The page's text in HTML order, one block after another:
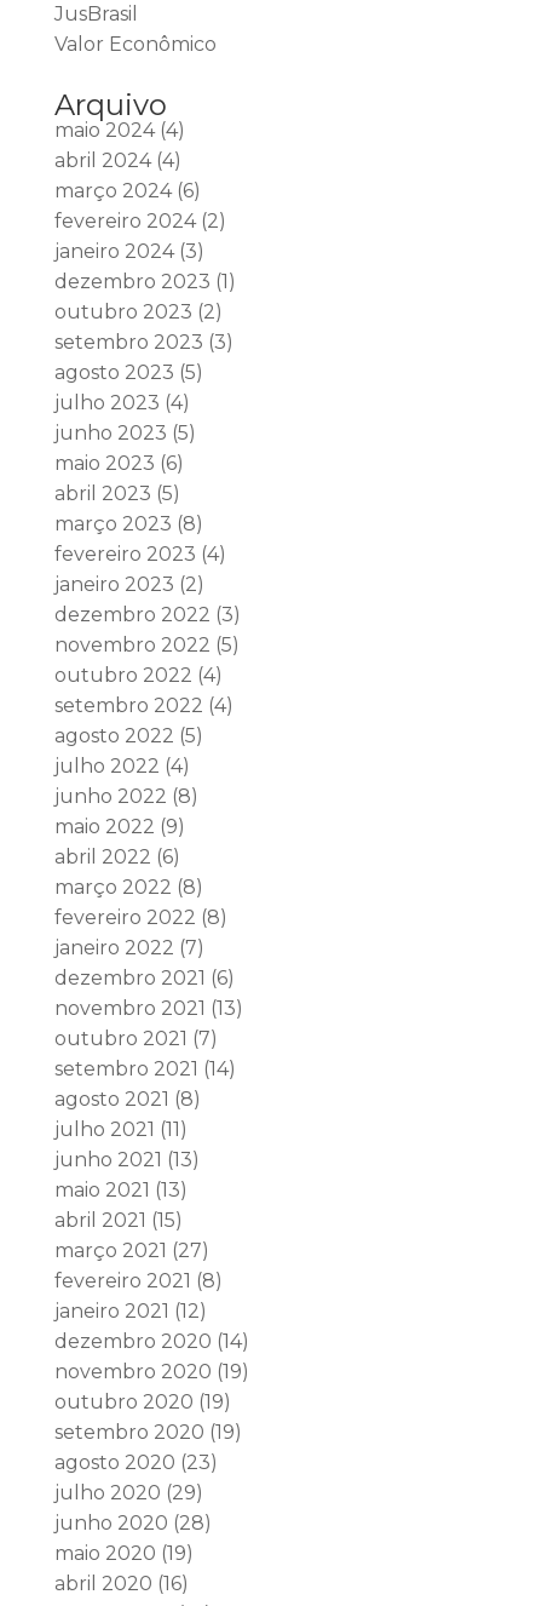
JusBrasil
Valor Econômico
Arquivo
maio 2024(4)
abril 2024(4)
março 2024(6)
fevereiro 2024(2)
janeiro 2024(3)
dezembro 2023 (1)
outubro 2023 (2)
setembro 2023 (3)
agosto 2023 (5)
julho 2023 (4)
junho 2023 (5)
maio 2023 (6)
abril 2023 (5)
março 2023 (8)
fevereiro 2023 (4)
janeiro 2023 (2)
dezembro 2022 (3)
novembro 2022 (5)
outubro 2022 (4)
setembro 2022 (4)
agosto 2022 (5)
julho 2022 (4)
junho 2022 (8)
maio 2022 (9)
abril 2022 (6)
março 2022 (8)
fevereiro 2022 (8)
janeiro 2022 (7)
dezembro 2021 (6)
novembro 2021 (13)
outubro 2021 (7)
setembro 2021 (14)
agosto 2021 (8)
julho 2021 (11)
junho 2021 (13)
maio 2021 (13)
abril 2021 (15)
março 2021 (27)
fevereiro 2021 (8)
janeiro 2021 (12)
dezembro 2020 (14)
novembro 2020 (19)
outubro 2020 (19)
setembro 2020 (19)
agosto 2020 (23)
julho 2020 (29)
junho 2020 (28)
maio 2020 (19)
abril 2020 (16)